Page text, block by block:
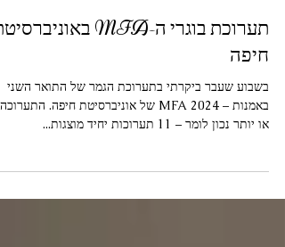
שולמית וינשטיין ישראל
7 ביולי 2024
חיפה
בשבוע שעבר ביקרתי בתערוכת הגמר של התואר השני